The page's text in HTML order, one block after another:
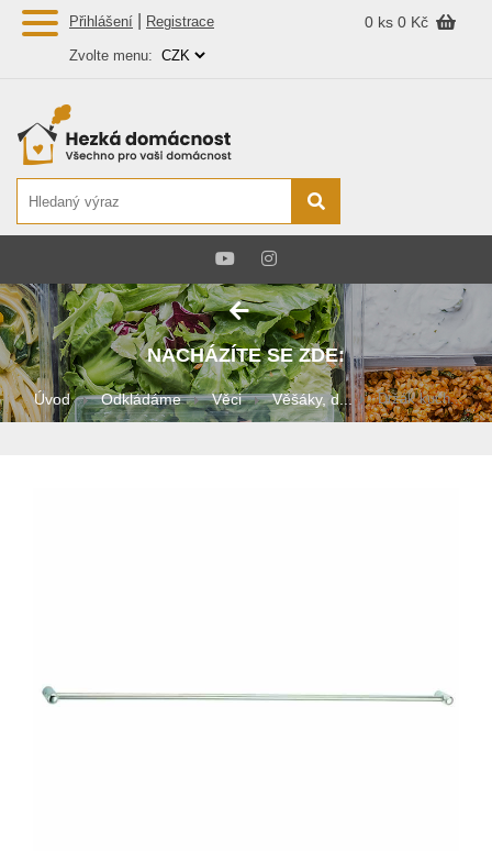
Přihlášení Registrace 0 ks 0 Kč
Zvolte menu:
NACHÁZÍTE SE ZDE:
Úvod Odkládáme Věci Věšáky, d... Držák kuch...